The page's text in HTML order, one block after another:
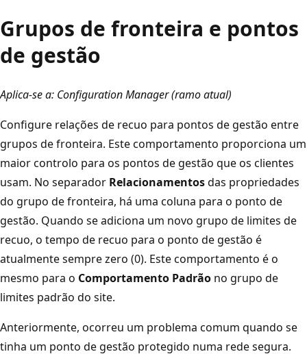
Grupos de fronteira e pontos
de gestão
Aplica-se a: Configuration Manager (ramo atual)
Configure relações de recuo para pontos de gestão entre
grupos de fronteira. Este comportamento proporciona um
maior controlo para os pontos de gestão que os clientes
usam. No separador Relacionamentosdas propriedades
do grupo de fronteira, há uma coluna para o ponto de
gestão. Quando se adiciona um novo grupo de limites de
recuo, o tempo de recuo para o ponto de gestão é
atualmente sempre zero (0). Este comportamento é o
mesmo para o Comportamento Padrão no grupo de
limites padrão do site.
Anteriormente, ocorreu um problema comum quando se
tinha um ponto de gestão protegido numa rede segura.